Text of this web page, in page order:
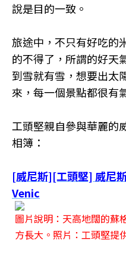
說是目的一致。
旅途中，不只有好吃的
的不得了，所謂的好天
到雪就有雪，想要出太
來，每一個景點都很有
工頭堅親自參與華麗的
相簿：
[威尼斯][工頭堅] 威尼
Venic
圖片說明：天高地闊的蘇
方長大。照片：工頭堅提